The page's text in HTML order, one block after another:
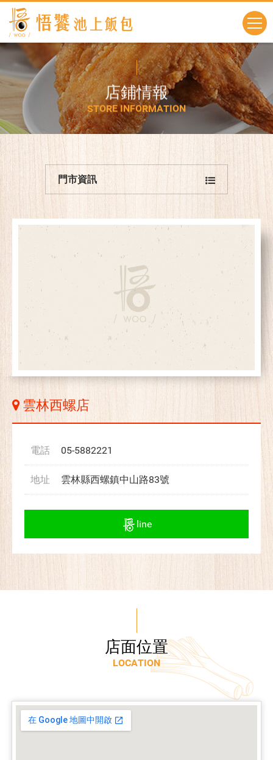
店鋪情報
STORE INFORMATION
門市資訊
雲林西螺店
電話 05-5882221
地址 雲林縣西螺鎮中山路83號
line
店面位置
LOCATION